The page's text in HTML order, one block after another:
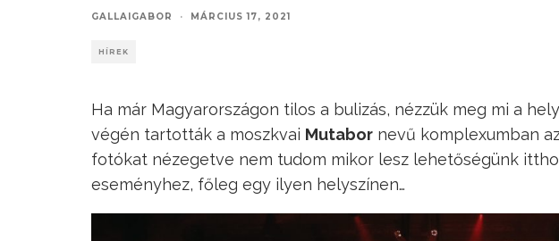
GALLAIGABOR · MÁRCIUS 17, 2021
HÍREK
Ha már Magyarországon tilos a bulizás, nézzük meg mi a
végén tartották a moszkvai Mutabor nevű komplexumban
fotókat nézegetve nem tudom mikor lesz lehetőségünk
eseményhez, főleg egy ilyen helyszínen…